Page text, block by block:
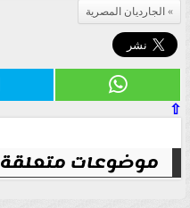
الجارديان المصرية
⇧
موضوعات متعلقة